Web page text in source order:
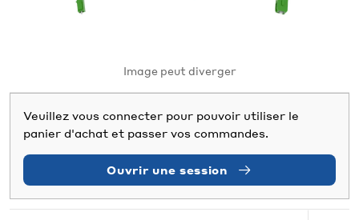
Image peut diverger
Veuillez vous connecter pour pouvoir utiliser le
panier d'achat et passer vos commandes.
Ouvrir une session